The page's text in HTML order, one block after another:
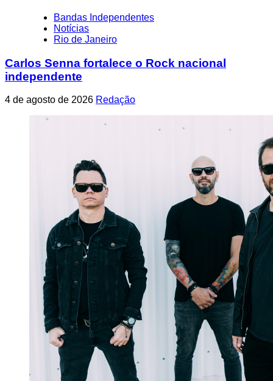
Bandas Independentes
Notícias
Rio de Janeiro
Carlos Senna fortalece o Rock nacional
independente
4 de agosto de 2026 Redação